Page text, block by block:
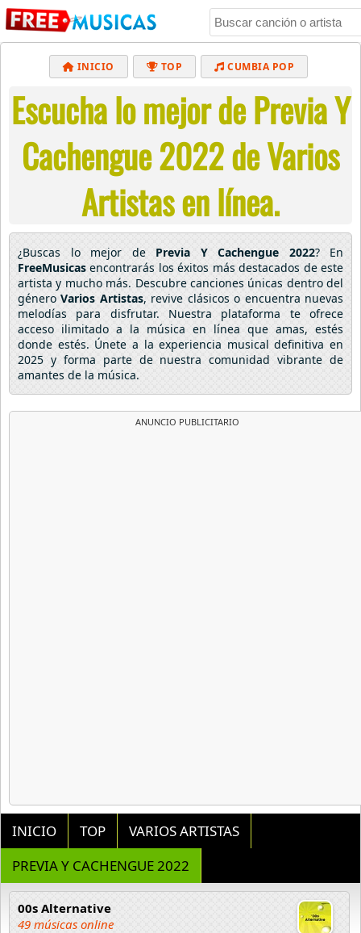
INICIO TOP CUMBIA POP
BACHATA MUSICA CRISTIANA
REGGAETON BALADAS ALTERNATIVO
ELECTRÓNICA CUMBIAS
Escucha lo mejor de Previa Y
Cachengue 2022 de Varios
Artistas en línea.
¿Buscas lo mejor de Previa Y Cachengue 2022? En
FreeMusicas encontrarás los éxitos más destacados de este
artista y mucho más. Descubre canciones únicas dentro del
géneroVarios Artistas, revive clásicos o encuentra nuevas
melodías para disfrutar. Nuestra plataforma te ofrece
acceso ilimitado a la música en línea que amas, estés
donde estés. Únete a la experiencia musical definitiva en
2025 y forma parte de nuestra comunidad vibrante de
amantes de la música.
ANUNCIO PUBLICITARIO
INICIO TOP
VARIOS ARTISTAS
PREVIA Y CACHENGUE 2022
00s Alternative
49 músicas online